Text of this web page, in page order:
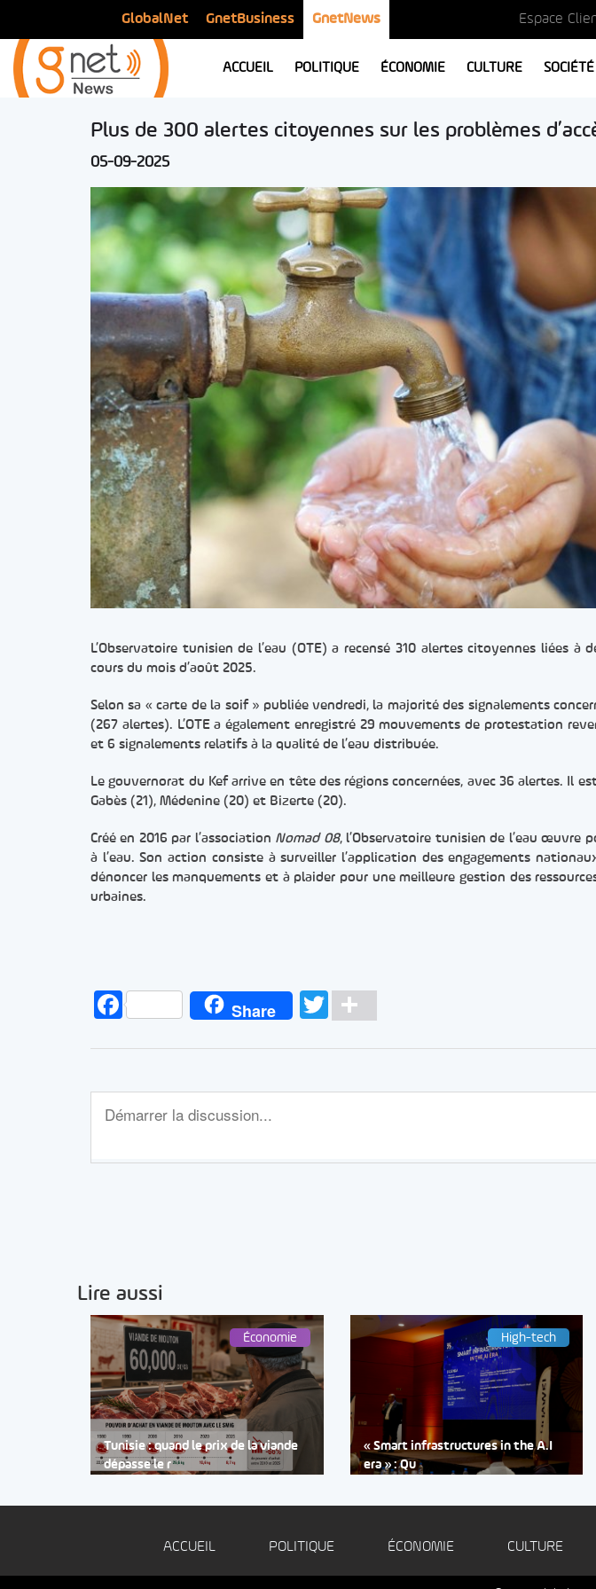
GlobalNet GnetBusiness GnetNews Espace
ACCUEIL POLITIQUE ÉCONOMIE CULTURE SOCIÉTÉ
Plus de 300 alertes citoyennes sur les problèmes
05-09-2025
L’Observatoire tunisien de l’eau (OTE) a recensé 310 alertes citoyennes liées à
cours du mois d’août 2025.
Selon sa « carte de la soif » publiée vendredi, la majorité des signalements
(267 alertes). L’OTE a également enregistré 29 mouvements de protestation
et 6 signalements relatifs à la qualité de l’eau distribuée.
Le gouvernorat du Kef arrive en tête des régions concernées, avec 36 alertes. Il
Gabès (21), Médenine (20) et Bizerte (20).
Créé en 2016 par l’association Nomad 08, l’Observatoire tunisien de l’eau œuvre
à l’eau. Son action consiste à surveiller l’application des engagements
dénoncer les manquements et à plaider pour une meilleure gestion des
urbaines.
FacebookShare TwitterPartager
Lire aussi
Économie
Tunisie : quand le prix de la viande
dépasse le r
High-tech
« Smart infrastructures in the A.I
era » : Qu
ACCUEIL POLITIQUE ÉCONOMIE CULTURE